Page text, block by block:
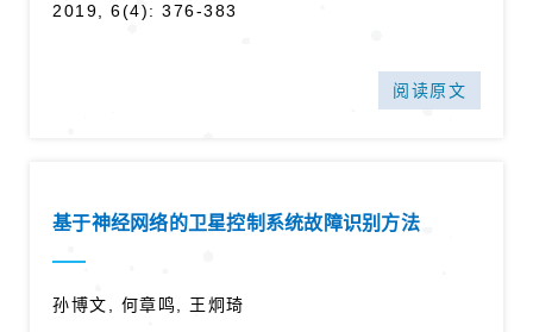
2019, 6(4): 376-383
阅读原文
基于神经网络的卫星控制系统故障识别方法
孙博文, 何章鸣, 王炯琦